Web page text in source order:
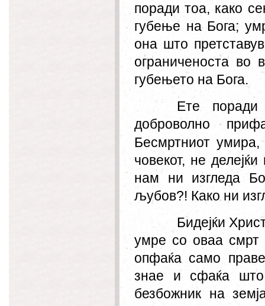
поради тоа, како
губење на Бога;
она што
ограниченоста во
губењето на Бога.
Ете
доброволно
Бесмртниот
човекот, не
нам ни изгледа
љубов?! Како ни
Бидејќи
умре со оваа смрт
опфаќа само
знае и сфаќа
безбожник на